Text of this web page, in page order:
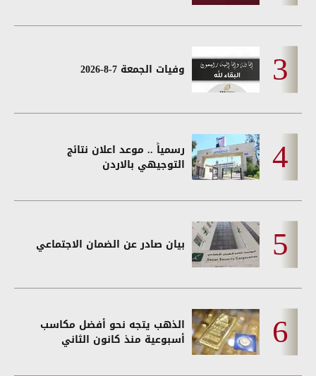
وفيات الجمعة 7-8-2026
رسمياً .. موعد اعلان نتائج
التوجيهي بالاردن
بيان صادر عن الضمان الاجتماعي
الذهب يتجه نحو أفضل مكاسب
أسبوعية منذ كانون الثاني